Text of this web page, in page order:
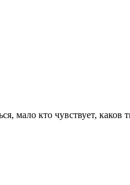
мало кто чувствует, каков